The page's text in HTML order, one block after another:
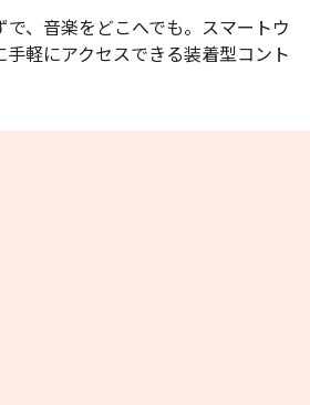
で、音楽をどこへでも。スマートウ
手軽にアクセスできる装着型コント